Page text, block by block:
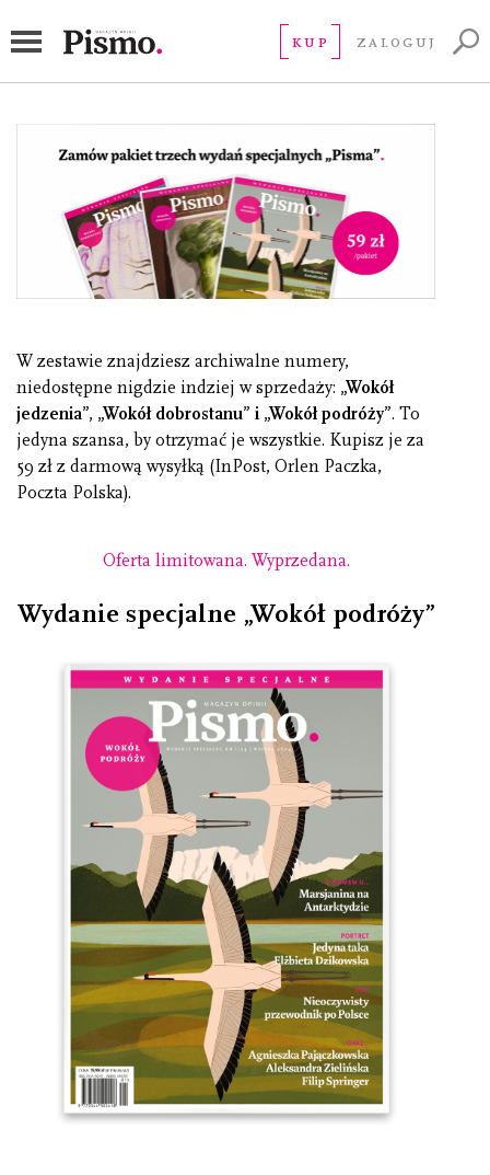
KUP ZALOGUJ
W zestawie znajdziesz archiwalne numery,
niedostępne nigdzie indziej w sprzedaży: „Wokół
jedzenia”, „Wokół dobrostanu” i „Wokół podróży”. To
jedyna szansa, by otrzymać je wszystkie. Kupisz je za
59 zł z darmową wysyłką (InPost, Orlen Paczka,
Poczta Polska).
Oferta limitowana. Wyprzedana.
Wydanie specjalne „Wokół podróży”